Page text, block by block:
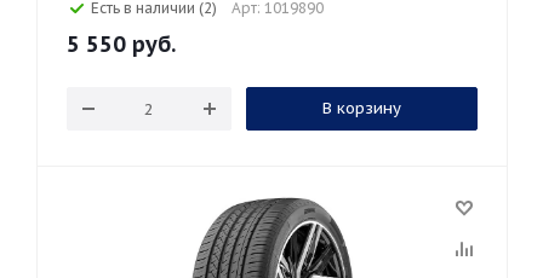
Есть в наличии (2) Арт: 1019890
5 550 руб.
В корзину